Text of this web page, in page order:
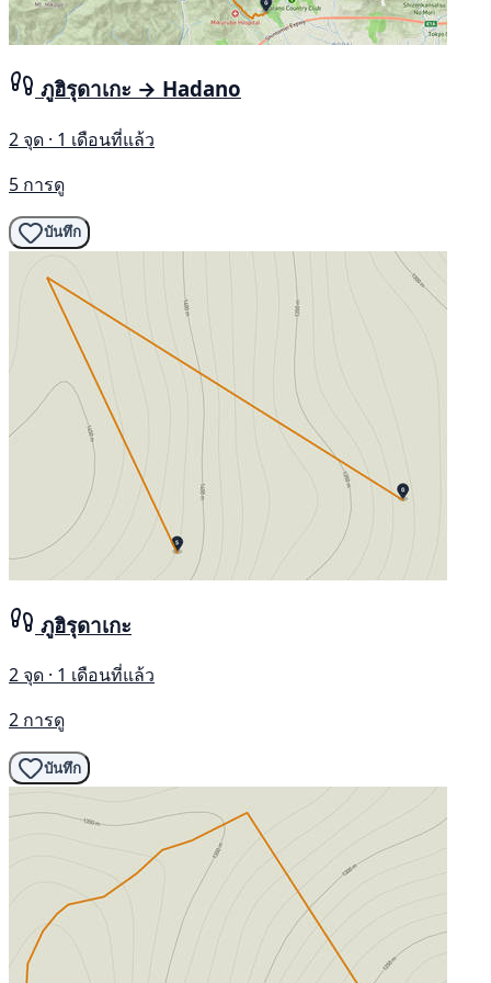
ภูฮิรุดาเกะ → Hadano
2 จุด · 1 เดือนที่แล้ว
5 การดู
บันทึก
ภูฮิรุดาเกะ
2 จุด · 1 เดือนที่แล้ว
2 การดู
บันทึก